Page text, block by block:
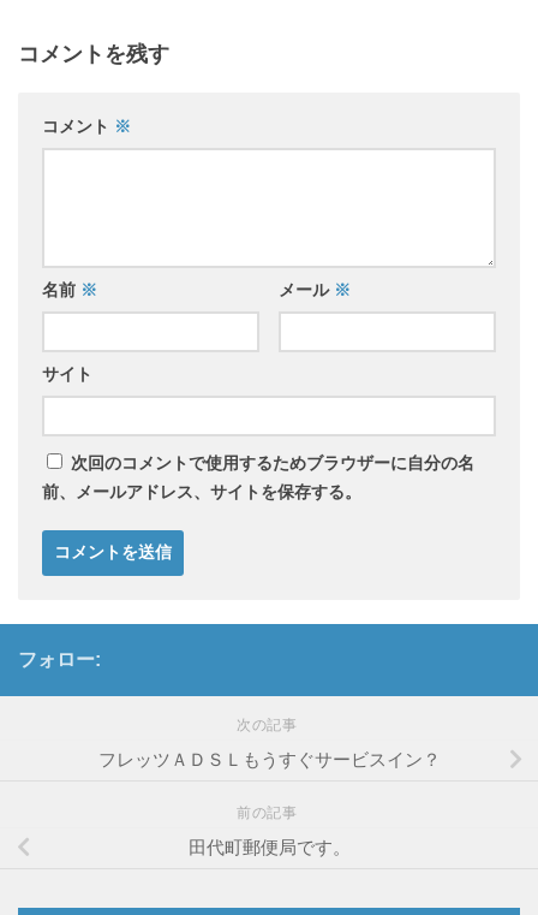
コメントを残す
コメント ※
名前 ※ メール ※
サイト
次回のコメントで使用するためブラウザーに自分の名
前、メールアドレス、サイトを保存する。
フォロー:
次の記事
フレッツＡＤＳＬもうすぐサービスイン？
前の記事
田代町郵便局です。